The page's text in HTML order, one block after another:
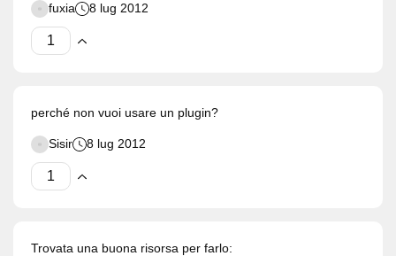
fuxia 8 lug 2012
perché non vuoi usare un plugin?
Sisir 8 lug 2012
Trovata una buona risorsa per farlo: